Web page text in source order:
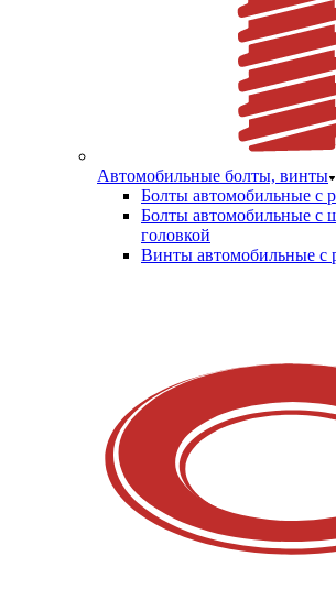
Автомобильные болты, винты
Болты автомобильные с
Болты автомобильные с
головкой
Винты автомобильные с